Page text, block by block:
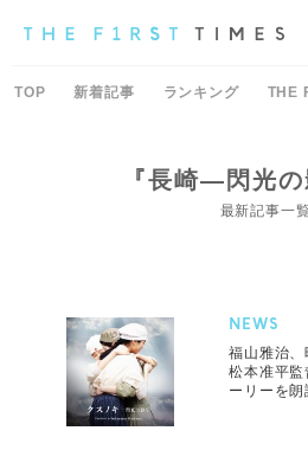
TOP 新着記事 ランキング THE
『長崎―閃光
最新記事一
NEWS
福山雅治
松本准平監
ーリーを朗